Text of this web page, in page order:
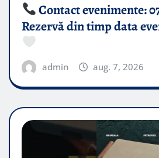
Contact evenimente:
Rezervă din timp data
admin aug. 7, 2026